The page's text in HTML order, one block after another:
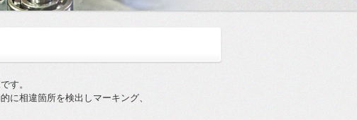
す。
に相違箇所を検出しマーキング、